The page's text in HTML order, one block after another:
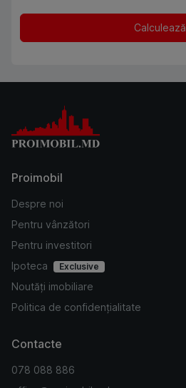
Calculează
Proimobil
Despre noi
Pentru vânzători
Pentru investitori
Ipoteca
Exclusive
Noutăți imobiliare
Politica de confidențialitate
Contacte
078 088 886